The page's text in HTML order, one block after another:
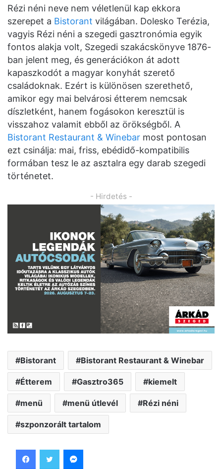
Rézi néni neve nem véletlenül kap ekkora
szerepet a Bistorant világában. Dolesko Terézia,
vagyis Rézi néni a szegedi gasztronómia egyik
fontos alakja volt, Szegedi szakácskönyve 1876-
ban jelent meg, és generációkon át adott
kapaszkodót a magyar konyhát szerető
családoknak. Ezért is különösen szerethető,
amikor egy mai belvárosi étterem nemcsak
díszletként, hanem fogásokon keresztül is
visszahoz valamit ebből az örökségből. A
Bistorant Restaurant & Winebar most pontosan
ezt csinálja: mai, friss, ebédidő-kompatibilis
formában tesz le az asztalra egy darab szegedi
történetet.
- Hirdetés -
Bistorant Bistorant Restaurant & Winebar
Étterem Gasztro365 kiemelt
menü menü útlevél Rézi néni
szponzorált tartalom